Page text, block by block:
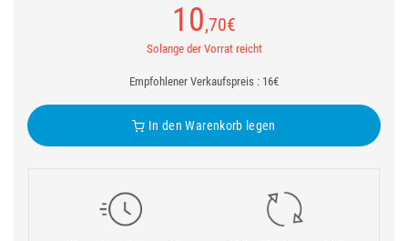
10,70€
Solange der Vorrat reicht
Empfohlener Verkaufspreis : 16€
In den Warenkorb legen